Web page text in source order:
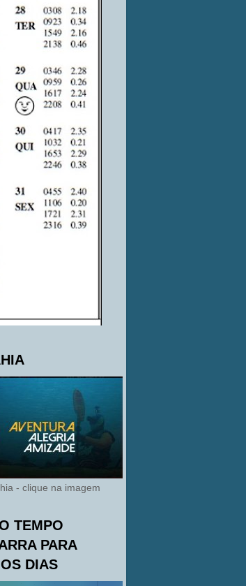
- clique na imagem
TEMPO
PARA
DIAS